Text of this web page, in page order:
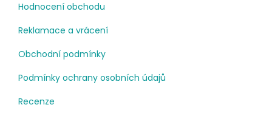
Hodnocení obchodu
Reklamace a vrácení
Obchodní podmínky
Podmínky ochrany osobních údajů
Recenze